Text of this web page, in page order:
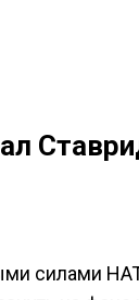
силами